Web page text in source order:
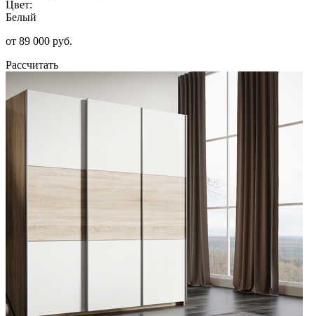
Цвет:
Белый
от 89 000 руб.
Рассчитать